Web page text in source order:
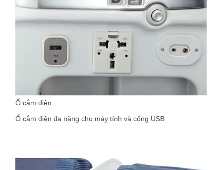
Ổ cắm điện
Ổ cắm điện đa năng cho máy tính và cổng USB